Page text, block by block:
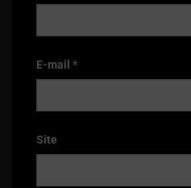
E-mail *
Site